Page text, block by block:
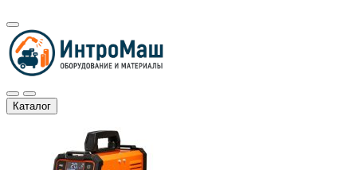
Каталог